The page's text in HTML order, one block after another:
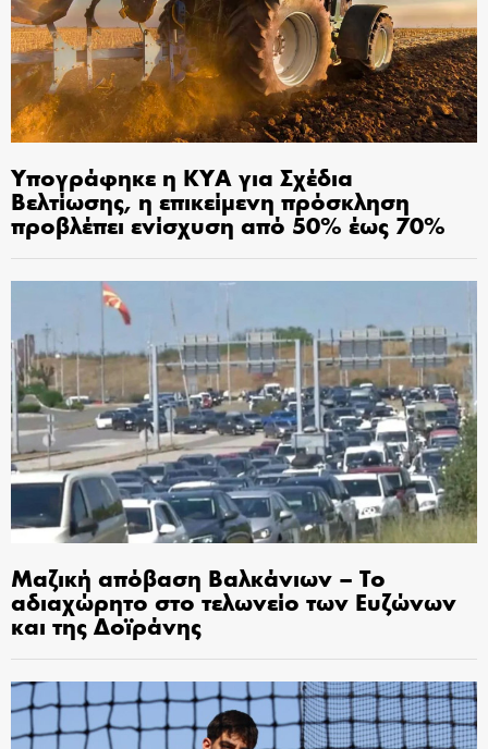
Υπογράφηκε η ΚΥΑ για Σχέδια
Βελτίωσης, η επικείμενη πρόσκληση
προβλέπει ενίσχυση από 50% έως 70%
Μαζική απόβαση Βαλκάνιων – Το
αδιαχώρητο στο τελωνείο των Ευζώνων
και της Δοϊράνης